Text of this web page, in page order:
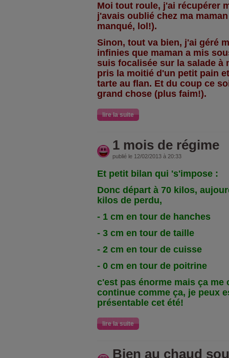
Moi tout roule, j'ai récupérer
j'avais oublié chez ma
manqué, lol!).
Sinon, tout va bien, j'ai géré
infinies que maman a mis
suis focalisée sur la salade à
pris la moitié d'un petit pain
tarte au flan. Et du coup ce
grand chose (plus faim!).
lire la suite
1 mois de régime
publié le 12/02/2013 à 20:33
Et petit bilan qui 's'impose :
Donc départ à 70 kilos,
kilos de perdu,
- 1 cm en tour de hanches
- 3 cm en tour de taille
- 2 cm en tour de cuisse
- 0 cm en tour de poitrine
c'est pas énorme mais ça me
continue comme ça, je peux
présentable cet été!
lire la suite
Bien au chaud